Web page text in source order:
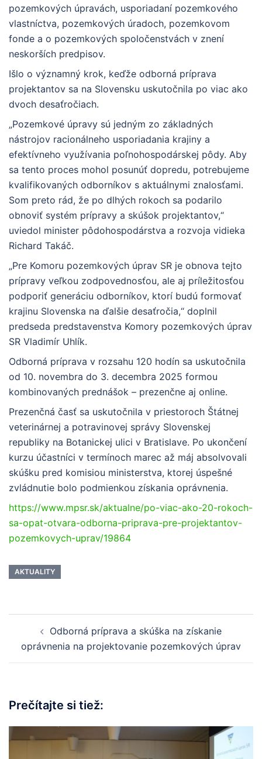
pozemkových úpravách, usporiadaní pozemkového
vlastníctva, pozemkových úradoch, pozemkovom
fonde a o pozemkových spoločenstvách v znení
neskorších predpisov.
Išlo o významný krok, keďže odborná príprava
projektantov sa na Slovensku uskutočnila po viac ako
dvoch desaťročiach.
„Pozemkové úpravy sú jedným zo základných
nástrojov racionálneho usporiadania krajiny a
efektívneho využívania poľnohospodárskej pôdy. Aby
sa tento proces mohol posunúť dopredu, potrebujeme
kvalifikovaných odborníkov s aktuálnymi znalosťami.
Som preto rád, že po dlhých rokoch sa podarilo
obnoviť systém prípravy a skúšok projektantov,“
uviedol minister pôdohospodárstva a rozvoja vidieka
Richard Takáč.
„Pre Komoru pozemkových úprav SR je obnova tejto
prípravy veľkou zodpovednosťou, ale aj príležitosťou
podporiť generáciu odborníkov, ktorí budú formovať
krajinu Slovenska na ďalšie desaťročia,“ doplnil
predseda predstavenstva Komory pozemkových úprav
SR Vladimír Uhlík.
Odborná príprava v rozsahu 120 hodín sa uskutočnila
od 10. novembra do 3. decembra 2025 formou
kombinovaných prednášok – prezenčne aj online.
Prezenčná časť sa uskutočnila v priestoroch Štátnej
veterinárnej a potravinovej správy Slovenskej
republiky na Botanickej ulici v Bratislave. Po ukončení
kurzu účastníci v termínoch marec až máj absolvovali
skúšku pred komisiou ministerstva, ktorej úspešné
zvládnutie bolo podmienkou získania oprávnenia.
https://www.mpsr.sk/aktualne/po-viac-ako-20-rokoch-
sa-opat-otvara-odborna-priprava-pre-projektantov-
pozemkovych-uprav/19864
AKTUALITY
Odborná príprava a skúška na získanie
oprávnenia na projektovanie pozemkových úprav
Prečítajte si tiež: